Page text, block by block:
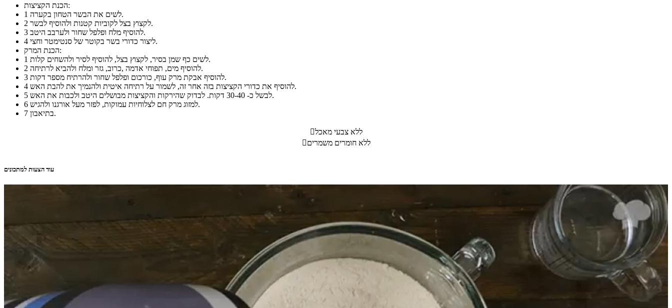
הכנת הקציצות:
1
לשים את הבשר הטחון בקערה.
2
לקצוץ בצל לקוביות קטנות ולהוסיף לבשר.
3
להוסיף מלח ופלפל שחור ולערבב היטב.
4
ליצור כדורי בשר בקוטר של סנטימטר וחצי.
הכנת המרק:
1
לשים כף שמן בסיר, לקצוץ בצל, להוסיף לסיר ולהשחים קלות.
2
להוסיף מים, תפוחי אדמה ,כרוב, גזר ומלח ולהביא לרתיחה.
3
להוסיף אבקת מרק עוף, כורכום ופלפל שחור ולהרתיח מספר דקות.
4
להוסיף את כדורי הקציצות בזה אחר זה, לשמור על רתיחה איטית ולהנמיך את להבת האש.
5
לבשל כ- 30-40 דקות. לבדוק שהירקות והקציצות מבושלים היטב ולכבות את האש.
6
למזוג מרק חם לצלוחיות עמוקות, לפזר מעל אורגנו ולהגיש.
7
בתיאבון.
ללא צבעי מאכל
ללא חומרים משמרים
עוד הצעות למתכונים